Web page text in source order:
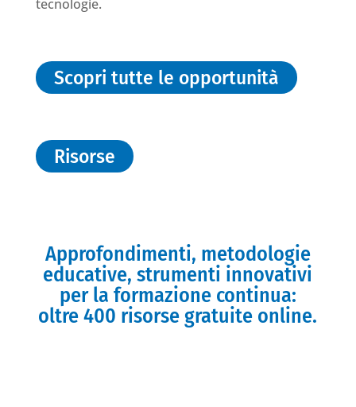
tecnologie.
Scopri tutte le opportunità
Risorse
Approfondimenti, metodologie
educative, strumenti innovativi
per la formazione continua:
oltre 400 risorse gratuite online.